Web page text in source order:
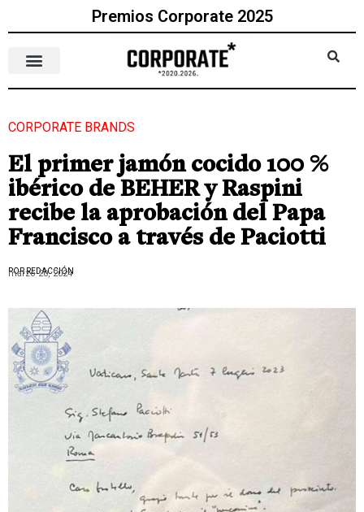
Premios Corporate 2025
CORPORATE BRANDS
El primer jamón cocido 100 %
ibérico de BEHER y Raspini
recibe la aprobación del Papa
Francisco a través de Paciotti
POR REDACCIÓN
marzo 20, 2024